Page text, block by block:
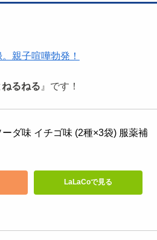
親子喧嘩勃発！
るねる 』です！
ダ味 イチゴ味 (2種×3袋) 服薬補
LaLaCoで見る